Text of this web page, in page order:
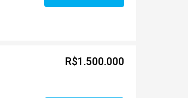
R$1.500.000